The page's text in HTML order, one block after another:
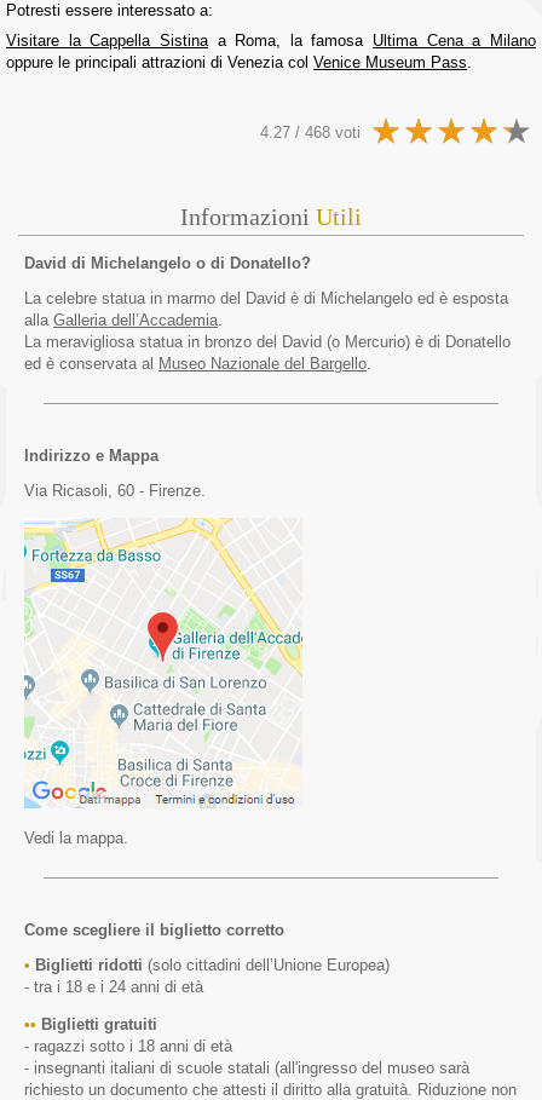
Potresti essere interessato a:
Visitare la Cappella Sistinaa Roma, la famosa Ultima Cena a Milano
oppure le principali attrazioni di Venezia col Venice Museum Pass
4.27 / 468 voti
Informazioni Utili
David di Michelangelo o di Donatello?
La celebre statua in marmo del David è di Michelangelo ed è esposta
alla Galleria dell’Accademia.
La meravigliosa statua in bronzo del David (o Mercurio) è di Donatello
ed è conservata al Museo Nazionale del Bargello.
Indirizzo e Mappa
Via Ricasoli, 60 - Firenze.
Vedi la mappa.
Come scegliere il biglietto corretto
Biglietti ridotti (solo cittadini dell’Unione Europea)
- tra i 18 e i 24 anni di età
Biglietti gratuiti
- ragazzi sotto i 18 anni di età
- insegnanti italiani di scuole statali (all'ingresso del museo sarà
richiesto un documento che attesti il diritto alla gratuità. Riduzione non